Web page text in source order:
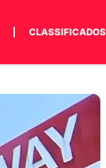
CLASSIFICADOS